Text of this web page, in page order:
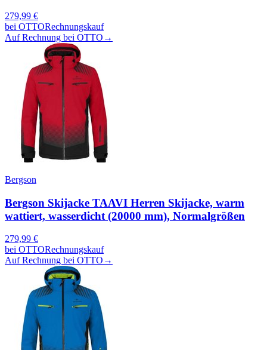
279,99 €
bei OTTORechnungskauf
Auf Rechnung bei OTTO →
Bergson
Bergson Skijacke TAAVI Herren Skijacke, warm
wattiert, wasserdicht (20000 mm), Normalgrößen
279,99 €
bei OTTORechnungskauf
Auf Rechnung bei OTTO →